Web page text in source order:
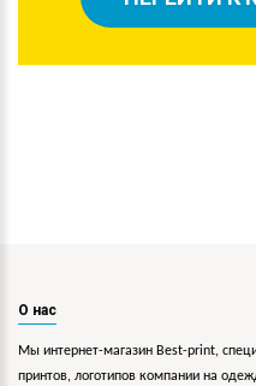
О нас
Мы интернет-магазин Best-print,
принтов, логотипов компании на